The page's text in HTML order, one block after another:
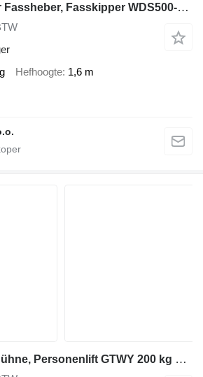
TOR Hydraulischer Fassheber, Fasskipper WDS500-1600
Hefhoogte 1,6 m
TOR Mast-Arbeitsbühne, Personenlift GTWY 200 kg 14 m, Batterie